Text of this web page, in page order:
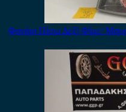
Φανάρι Πίσω Δεξί Φίμε/